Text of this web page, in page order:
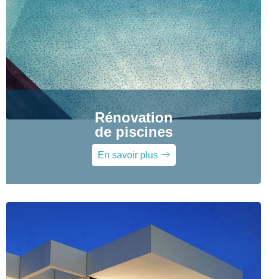
Rénovation
de piscines
En savoir plus